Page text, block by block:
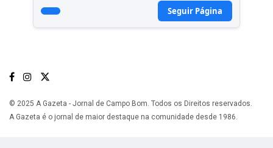
Seguir Página
© 2025 A Gazeta - Jornal de Campo Bom. Todos os Direitos reservados.
A Gazeta é o jornal de maior destaque na comunidade desde 1986.